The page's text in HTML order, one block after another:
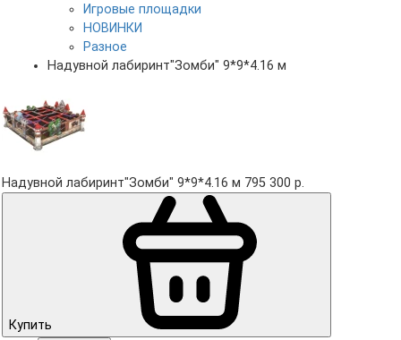
Игровые площадки
НОВИНКИ
Разное
Надувной лабиринт"Зомби" 9*9*4.16 м
Надувной лабиринт"Зомби" 9*9*4.16 м 795 300 р.
Купить